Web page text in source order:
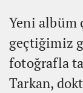
Yeni albüm
geçtiğimiz
fotoğrafla
Tarkan,